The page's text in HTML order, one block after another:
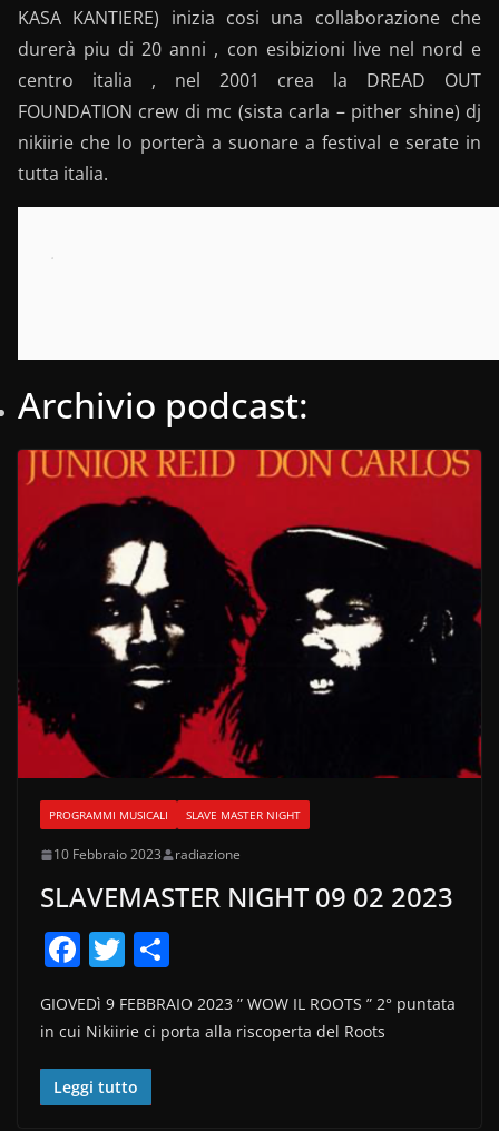
KASA KANTIERE) inizia cosi una collaborazione che
durerà piu di 20 anni , con esibizioni live nel nord e
centro italia , nel 2001 crea la DREAD OUT
FOUNDATION crew di mc (sista carla – pither shine) dj
nikiirie che lo porterà a suonare a festival e serate in
tutta italia.
.
Archivio podcast:
PROGRAMMI MUSICALI SLAVE MASTER NIGHT
10 Febbraio 2023 radiazione
SLAVEMASTER NIGHT 09 02 2023
F
a
c
e
b
T
itt
er
n
GIOVEDì 9 FEBBRAIO 2023 ” WOW IL ROOTS ” 2° puntata
in cui Nikiirie ci porta alla riscoperta del Roots
Leggi tutto